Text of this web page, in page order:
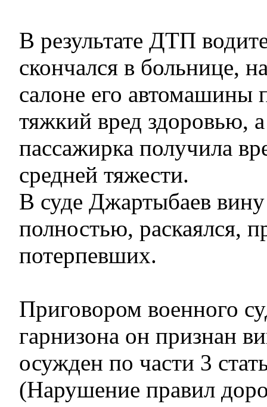
В результате ДТП
скончался в больнице,
салоне его автомашины
тяжкий вред здоровью,
пассажирка получила
средней тяжести.
В суде Джартыбаев
полностью, раскаялся,
потерпевших.
Приговором военного
гарнизона он признан
осужден по части 3
(Нарушение правил